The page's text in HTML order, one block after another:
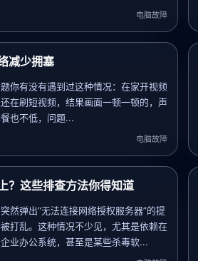
电脑故障
减少拥塞
你有没有遇到过这种情况：在家开视频
在刷短视频，结果画面一顿一顿的，声
也不低，问题...
电脑故障
？这些排查方法你得知道
然弹出“无法连接网络授权服务器”的提
打乱。这种情况不少见，尤其是依赖在
业办公系统，甚至是某些杀毒软...